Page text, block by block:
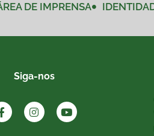
DE IMPRENSA
Siga-nos